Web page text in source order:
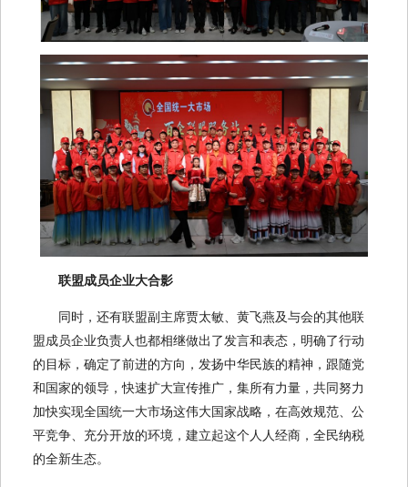
联盟成员企业大合影
同时，还有联盟副主席贾太敏、黄飞燕及与会的其他联
盟成员企业负责人也都相继做出了发言和表态，明确了行动
的目标，确定了前进的方向，发扬中华民族的精神，跟随党
和国家的领导，快速扩大宣传推广，集所有力量，共同努力
加快实现全国统一大市场这伟大国家战略，在高效规范、公
平竞争、充分开放的环境，建立起这个人人经商，全民纳税
的全新生态。